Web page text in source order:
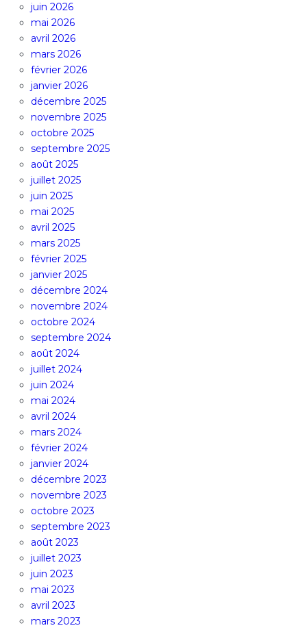
juin 2026
mai 2026
avril 2026
mars 2026
février 2026
janvier 2026
décembre 2025
novembre 2025
octobre 2025
septembre 2025
août 2025
juillet 2025
juin 2025
mai 2025
avril 2025
mars 2025
février 2025
janvier 2025
décembre 2024
novembre 2024
octobre 2024
septembre 2024
août 2024
juillet 2024
juin 2024
mai 2024
avril 2024
mars 2024
février 2024
janvier 2024
décembre 2023
novembre 2023
octobre 2023
septembre 2023
août 2023
juillet 2023
juin 2023
mai 2023
avril 2023
mars 2023